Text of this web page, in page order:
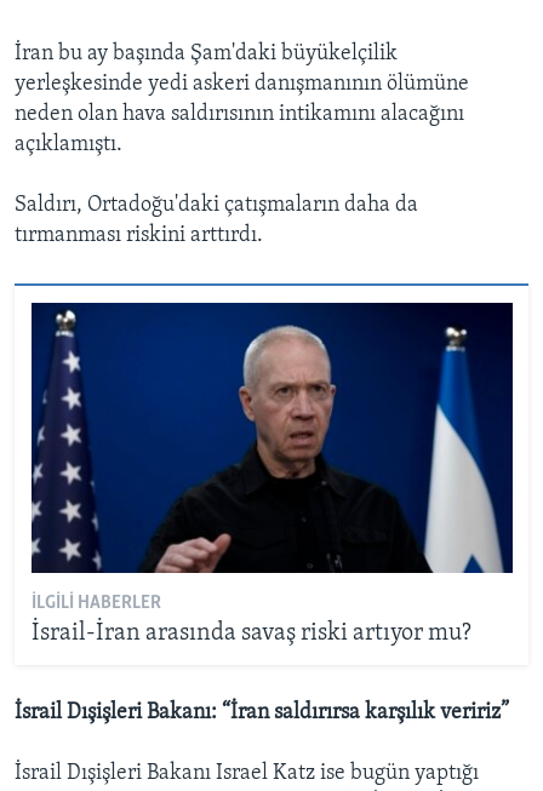
İran bu ay başında Şam'daki büyükelçilik
yerleşkesinde yedi askeri danışmanının ölümüne
neden olan hava saldırısının intikamını alacağını
açıklamıştı.
Saldırı, Ortadoğu'daki çatışmaların daha da
tırmanması riskini arttırdı.
İLGILI HABERLER
İsrail-İran arasında savaş riski artıyor mu?
İsrail Dışişleri Bakanı: “İran saldırırsa karşılık veririz”
İsrail Dışişleri Bakanı Israel Katz ise bugün yaptığı